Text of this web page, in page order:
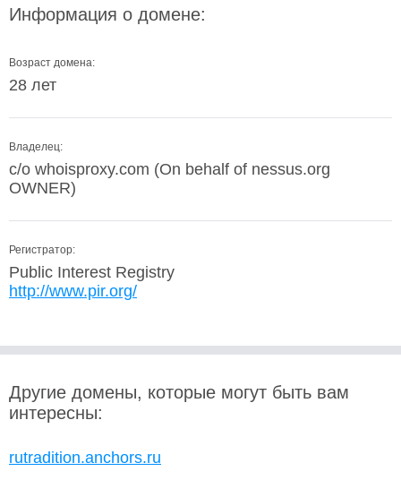
Информация о домене:
Возраст домена:
28 лет
Владелец:
c/o whoisproxy.com (On behalf of nessus.org
OWNER)
Регистратор:
Public Interest Registry
http://www.pir.org/
Другие домены, которые могут быть вам
интересны:
rutradition.anchors.ru